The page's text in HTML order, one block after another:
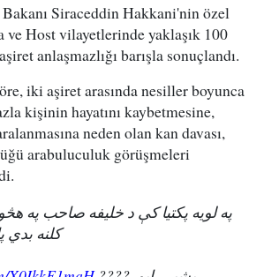
Siraceddin Hakkani'nin özel
Host vilayetlerinde yaklaşık 100
anlaşmazlığı barışla sonuçlandı.
iki aşiret arasında nesiller boyunca
kişinin hayatını kaybetmesine,
neden olan kan davası,
arabuluculuk görüşmeleri
په لویه پکتیا کې د خلیفه صاحب په
کلنه بدي